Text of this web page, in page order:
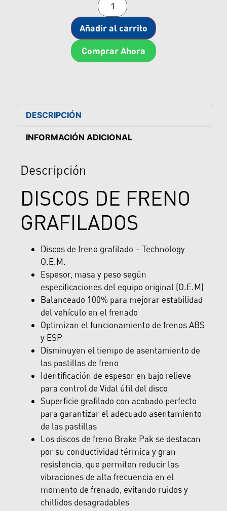
Añadir al carrito
Comprar Ahora
DESCRIPCIÓN
INFORMACIÓN ADICIONAL
Descripción
DISCOS DE FRENO
GRAFILADOS
Discos de freno grafilado – Technology
O.E.M.
Espesor, masa y peso según
especificaciones del equipo original (O.E.M)
Balanceado 100% para mejorar estabilidad
del vehículo en el frenado
Optimizan el funcionamiento de frenos ABS
y ESP
Disminuyen el tiempo de asentamiento de
las pastillas de freno
Identificación de espesor en bajo relieve
para control de Vidal útil del disco
Superficie grafilado con acabado perfecto
para garantizar el adecuado asentamiento
de las pastillas
Los discos de freno Brake Pak se destacan
por su conductividad térmica y gran
resistencia, que permiten reducir las
vibraciones de alta frecuencia en el
momento de frenado, evitando ruidos y
chillidos desagradables